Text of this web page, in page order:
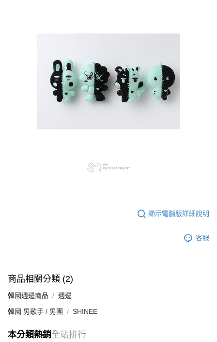
顯示電腦版詳細說明
客服
商品相關分類 (2)
韓國週邊商品 週邊
韓國 男歌手 / 男團 SHINEE
本分類熱銷全站排行